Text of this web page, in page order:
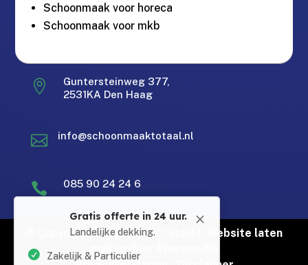
Schoonmaak voor horeca
Schoonmaak voor mkb

Guntersteinweg 377,
2531KA Den Haag
 info@schoonmaaktotaal.nl
 085 90 24 24 6
Gratis offerte in 24 uur.
Landelijke dekking.
Bereikbaar via Whatsapp
Gratis offerte in 24 uur
Gratis offerte in 24 uur
© Copyright Schoonmaak Totaal |
Website laten